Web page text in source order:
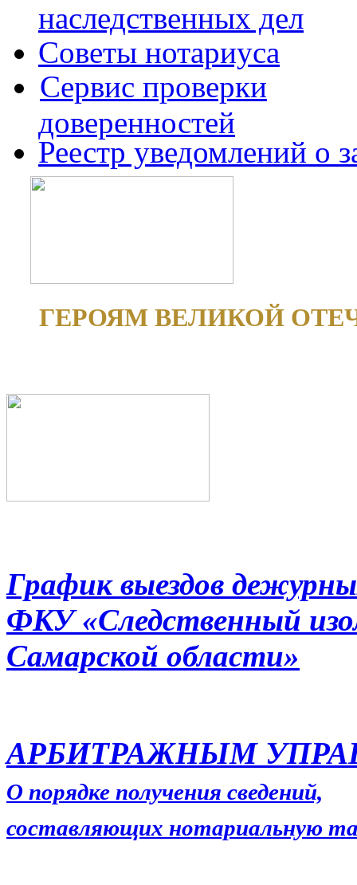
наследственных дел
Советы нотариуса
Сервис проверки
доверенностей
Реестр уведомлений о
ГЕРОЯМ ВЕЛИКОЙ
График выездов
ФКУ «Следственный
Самарской области»
АРБИТРАЖНЫМ
О порядке получения сведений,
составляющих нотариальную